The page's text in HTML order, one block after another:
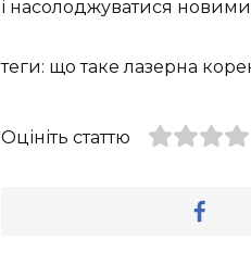
і насолоджуватися
теги: що таке лазерна
Оцініть статтю